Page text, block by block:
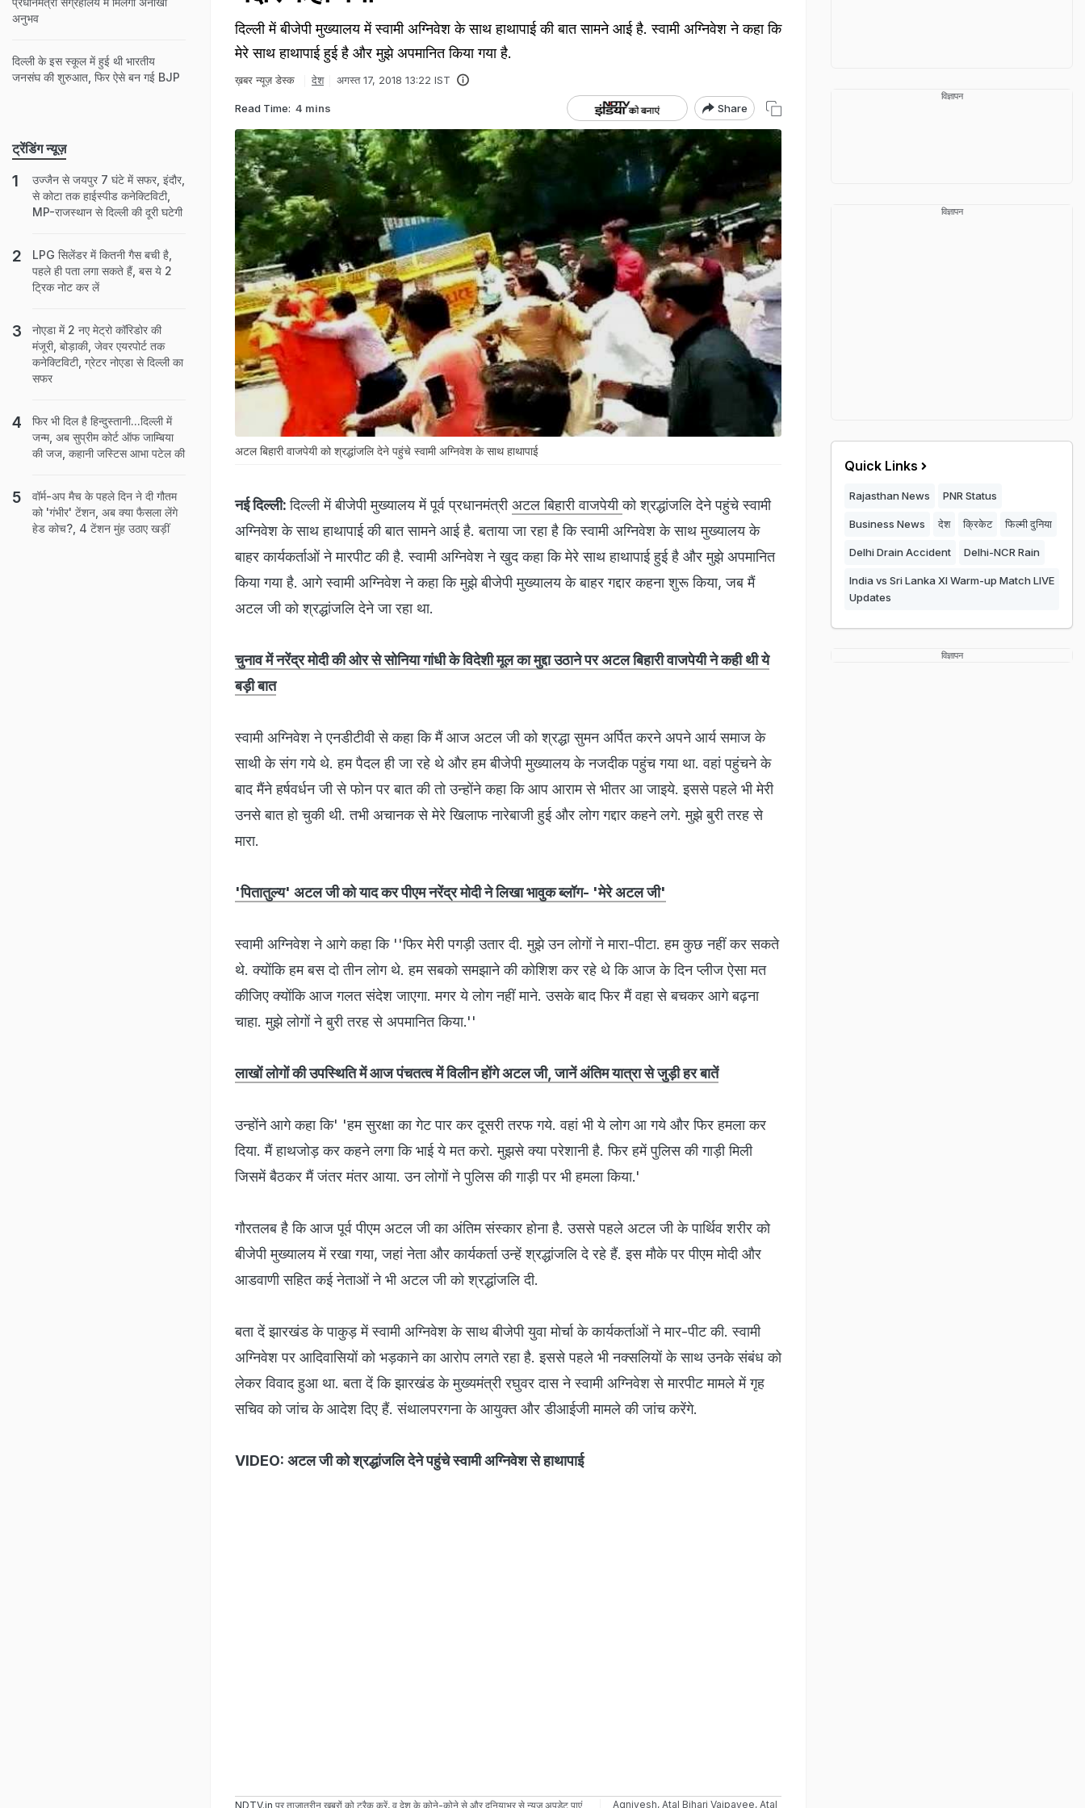
दिल्ली में बीजेपी मुख्यालय में स्वामी अग्निवेश के साथ हाथापाई की बात सामने आई है. स्वामी अग्निवेश ने कहा कि
मेरे साथ हाथापाई हुई है और मुझे अपमानित किया गया है.
ख़बर न्यूज़ डेस्क देश अगस्त 17, 2018 13:22 IST
Read Time: 4 mins Share
अटल बिहारी वाजपेयी को श्रद्धांजलि देने पहुंचे स्वामी अग्निवेश के साथ हाथापाई
नई दिल्ली: दिल्ली में बीजेपी मुख्यालय में पूर्व प्रधानमंत्रीअटल बिहारी वाजपेयीको श्रद्धांजलि देने पहुंचे स्वामी
अग्निवेश के साथ हाथापाई की बात सामने आई है. बताया जा रहा है कि स्वामी अग्निवेश के साथ मुख्यालय के
बाहर कार्यकर्ताओं ने मारपीट की है. स्वामी अग्निवेश ने खुद कहा कि मेरे साथ हाथापाई हुई है और मुझे अपमानित
किया गया है. आगे स्वामी अग्निवेश ने कहा कि मुझे बीजेपी मुख्यालय के बाहर गद्दार कहना शुरू किया, जब मैं
अटल जी को श्रद्धांजलि देने जा रहा था.
चुनाव में नरेंद्र मोदी की ओर से सोनिया गांधी के विदेशी मूल का मुद्दा उठाने पर अटल बिहारी वाजपेयी ने कही थी ये
बड़ी बात
स्वामी अग्निवेश ने एनडीटीवी से कहा कि मैं आज अटल जी को श्रद्धा सुमन अर्पित करने अपने आर्य समाज के
साथी के संग गये थे. हम पैदल ही जा रहे थे और हम बीजेपी मुख्यालय के नजदीक पहुंच गया था. वहां पहुंचने के
बाद मैंने हर्षवर्धन जी से फोन पर बात की तो उन्होंने कहा कि आप आराम से भीतर आ जाइये. इससे पहले भी मेरी
उनसे बात हो चुकी थी. तभी अचानक से मेरे खिलाफ नारेबाजी हुई और लोग गद्दार कहने लगे. मुझे बुरी तरह से
मारा.
'पितातुल्य' अटल जी को याद कर पीएम नरेंद्र मोदी ने लिखा भावुक ब्लॉग- 'मेरे अटल जी'
स्वामी अग्निवेश ने आगे कहा कि ''फिर मेरी पगड़ी उतार दी. मुझे उन लोगों ने मारा-पीटा. हम कुछ नहीं कर सकते
थे. क्योंकि हम बस दो तीन लोग थे. हम सबको समझाने की कोशिश कर रहे थे कि आज के दिन प्लीज ऐसा मत
कीजिए क्योंकि आज गलत संदेश जाएगा. मगर ये लोग नहीं माने. उसके बाद फिर मैं वहा से बचकर आगे बढ़ना
चाहा. मुझे लोगों ने बुरी तरह से अपमानित किया.''
लाखों लोगों की उपस्थिति में आज पंचतत्व में विलीन होंगे अटल जी, जानें अंतिम यात्रा से जुड़ी हर बातें
उन्होंने आगे कहा कि' 'हम सुरक्षा का गेट पार कर दूसरी तरफ गये. वहां भी ये लोग आ गये और फिर हमला कर
दिया. मैं हाथजोड़ कर कहने लगा कि भाई ये मत करो. मुझसे क्या परेशानी है. फिर हमें पुलिस की गाड़ी मिली
जिसमें बैठकर मैं जंतर मंतर आया. उन लोगों ने पुलिस की गाड़ी पर भी हमला किया.'
गौरतलब है कि आज पूर्व पीएम अटल जी का अंतिम संस्कार होना है. उससे पहले अटल जी के पार्थिव शरीर को
बीजेपी मुख्यालय में रखा गया, जहां नेता और कार्यकर्ता उन्हें श्रद्धांजलि दे रहे हैं. इस मौके पर पीएम मोदी और
आडवाणी सहित कई नेताओं ने भी अटल जी को श्रद्धांजलि दी.
बता दें झारखंड के पाकुड़ में स्‍वामी अग्‍नि‍वेश के साथ बीजेपी युवा मोर्चा के कार्यकर्ताओं ने मार-पीट की. स्‍वामी
अग्‍न‍िवेश पर आदिवासियों को भड़काने का आरोप लगते रहा है. इससे पहले भी नक्‍सलियों के साथ उनके संबंध को
लेकर विवाद हुआ था. बता दें कि झारखंड के मुख्यमंत्री रघुवर दास ने स्वामी अग्निवेश से मारपीट मामले में गृह
सचिव को जांच के आदेश दिए हैं. संथालपरगना के आयुक्त और डीआईजी मामले की जांच करेंगे.
VIDEO: अटल जी को श्रद्धांजलि देने पहुंचे स्वामी अग्निवेश से हाथापाई
NDTV.in पर ताज़ातरीन ख़बरों को ट्रैक करें, व देश के कोने-कोने से और दुनियाभर से न्यूज़ अपडेट पाएं Agnivesh, Atal Bihari Vajpayee, Atal
अनुभव
दिल्ली के इस स्कूल में हुई थी भारतीय
जनसंघ की शुरुआत, फिर ऐसे बन गई BJP
ट्रेंडिंग न्यूज़
उज्जैन से जयपुर 7 घंटे में सफर, इंदौर,
से कोटा तक हाईस्पीड कनेक्टिविटी,
MP-राजस्थान से दिल्ली की दूरी घटेगी
LPG सिलेंडर में कितनी गैस बची है,
पहले ही पता लगा सकते हैं, बस ये 2
ट्रिक नोट कर लें
नोएडा में 2 नए मेट्रो कॉरिडोर की
मंजूरी, बोड़ाकी, जेवर एयरपोर्ट तक
कनेक्टिविटी, ग्रेटर नोएडा से दिल्ली का
सफर
फिर भी दिल है हिन्दुस्तानी...दिल्ली में
जन्म, अब सुप्रीम कोर्ट ऑफ जाम्बिया
की जज, कहानी जस्टिस आभा पटेल की
वॉर्म-अप मैच के पहले दिन ने दी गौतम
को 'गंभीर' टेंशन, अब क्या फैसला लेंगे
हेड कोच?, 4 टेंशन मुंह उठाए खड़ीं
विज्ञापन
विज्ञापन
Quick Links
Rajasthan News PNR Status
Business News देश क्रिकेट फिल्मी दुनिया
Delhi Drain Accident Delhi-NCR Rain
India vs Sri Lanka XI Warm-up Match LIVE
Updates
विज्ञापन